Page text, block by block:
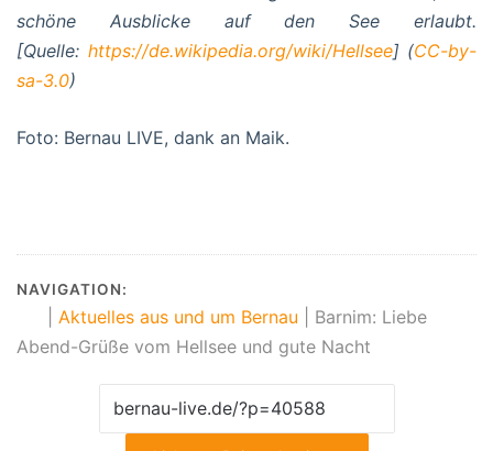
schöne Ausblicke auf den See erlaubt.
[Quelle: https://de.wikipedia.org/wiki/Hellsee] (CC-by-
sa-3.0)
Foto: Bernau LIVE, dank an Maik.
NAVIGATION:
Aktuelles aus und um Bernau
Barnim: Liebe
Abend-Grüße vom Hellsee und gute Nacht